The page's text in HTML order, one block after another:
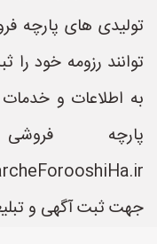
تولیدی های پارچه
توانند رزومه خود را
به اطلاعات و
پارچه
جهت ثبت آگهی و